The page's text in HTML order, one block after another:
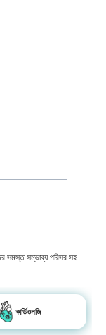
সমস্ত সম্ভাব্য পরিসর সহ
কার্ডিওলজি